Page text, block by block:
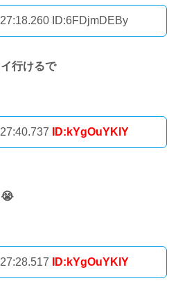
ID:6FDjmDEBy
行けるで
ID:kYgOuYKlY
😭
ID:kYgOuYKlY